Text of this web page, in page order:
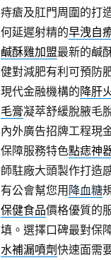
痔瘡及肛門周圍的打
何延遲射精的早洩自
鹹酥雞加盟最新的鹹
健對減肥有利可預防
現代金融機構的降肝
毛膏凝萃舒緩脫腋毛
內外廣告招牌工程現
保障服務特色點痣神
師駐廠大頭製作打造
有公會幫您用 降血糖
保健食品價格優質的
填。選擇口碑最對保
水補漏噴劑快速面需